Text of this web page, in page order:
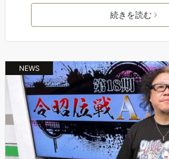
続きを読む
NEWS